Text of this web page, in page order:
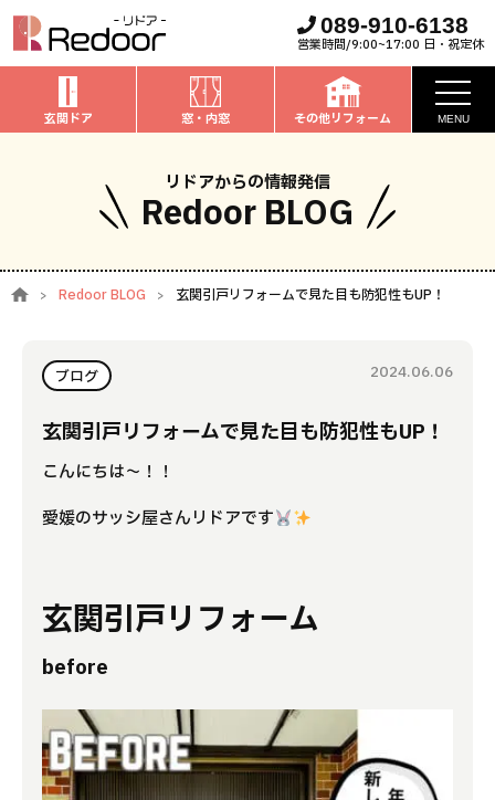
089-910-6138
営業時間/9:00~17:00 日・祝定休
玄関ドア 窓・内窓 その他リフォーム MENU
私たちについて
取扱商品
玄関ドアのリフォーム
お家全般のリフォーム
施工事例
お客様の声
ブログ
リドアからの情報発信
Redoor BLOG
Redoor BLOG 玄関引戸リフォームで見た目も防犯性もUP！
ブログ 2024.06.06
玄関引戸リフォームで見た目も防犯性もUP！
こんにちは～！！
愛媛のサッシ屋さんリドアです
玄関引戸リフォーム
before